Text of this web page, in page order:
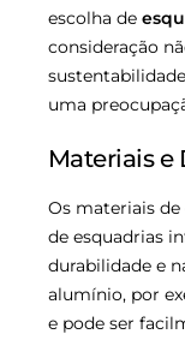
escolha de
consideração
uma
Materiais
Os materiais
de esquadrias
durabilidade e
alumínio, por
e pode ser